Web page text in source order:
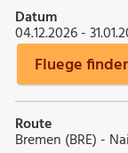
Datum
04.12.2026 -
Fluege
Route
Bremen (BRE) -